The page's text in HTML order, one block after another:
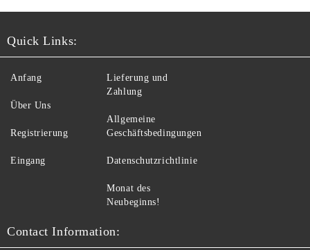
Quick Links:
Anfang
Über Uns
Registrierung
Eingang
Lieferung und
Zahlung
Allgemeine
Geschäftsbedingungen
Datenschutzrichtlinie
Monat des
Neubeginns!
Contact Information: